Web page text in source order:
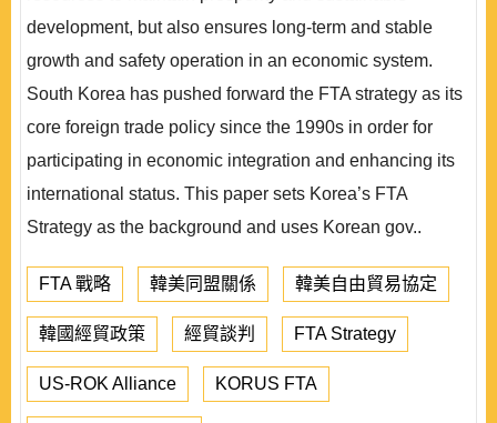
development, but also ensures long-term and stable
growth and safety operation in an economic system.
South Korea has pushed forward the FTA strategy as its
core foreign trade policy since the 1990s in order for
participating in economic integration and enhancing its
international status. This paper sets Korea’s FTA
Strategy as the background and uses Korean gov..
FTA 戰略 韓美同盟關係 韓美自由貿易協定
韓國經貿政策 經貿談判 FTA Strategy
US-ROK Alliance KORUS FTA